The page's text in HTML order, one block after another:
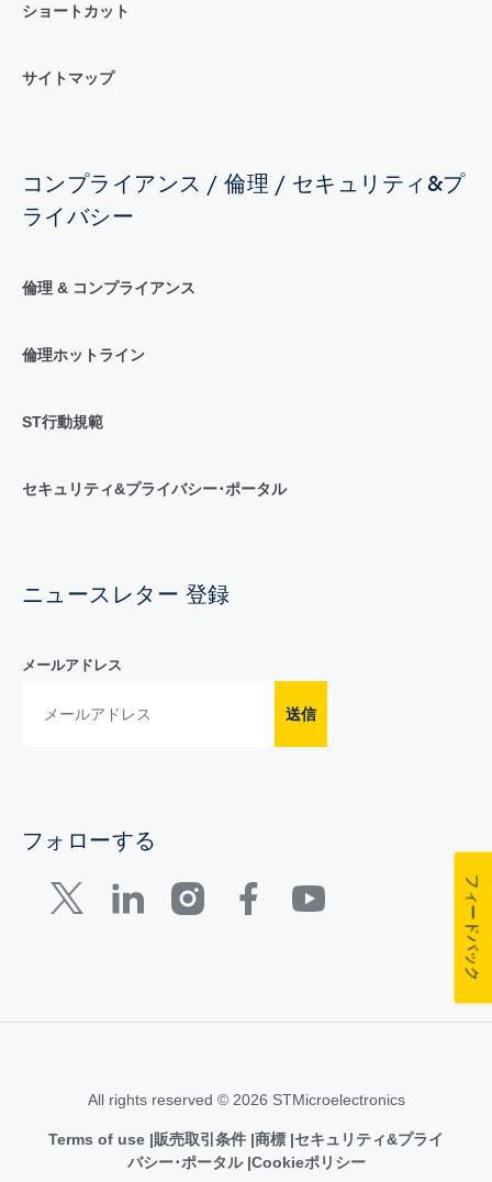
ショートカット
サイトマップ
コンプライアンス / 倫理 / セキュリティ&プ
ライバシー
倫理 & コンプライアンス
倫理ホットライン
ST行動規範
セキュリティ&プライバシー･ポータル
ニュースレター 登録
メールアドレス
送信
フォローする
All rights reserved © 2026 STMicroelectronics
Terms of use 販売取引条件 商標 セキュリティ&プライ
バシー･ポータル Cookieポリシー
フィードバック